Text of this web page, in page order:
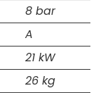
8 bar
A
21 kW
26 kg